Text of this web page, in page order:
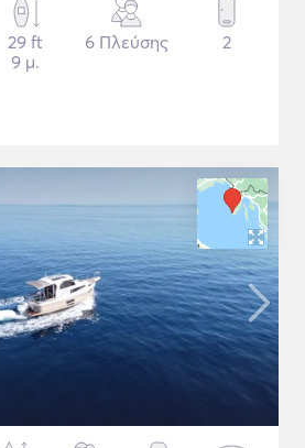
29 ft
9 μ.
6 Πλεύσης 2